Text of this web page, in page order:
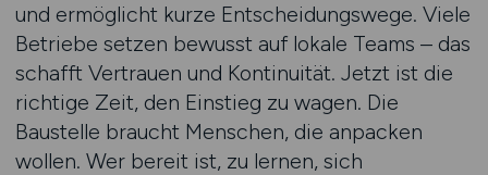
und ermöglicht kurze Entscheidungswege. Viele
Betriebe setzen bewusst auf lokale Teams – das
schafft Vertrauen und Kontinuität. Jetzt ist die
richtige Zeit, den Einstieg zu wagen. Die
Baustelle braucht Menschen, die anpacken
wollen. Wer bereit ist, zu lernen, sich